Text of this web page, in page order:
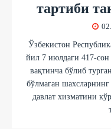
тартиби
Ўзбекистон
йил 7 июлдаги 417-сон
вақтинча бўлиб
бўлмаган
давлат хизматини